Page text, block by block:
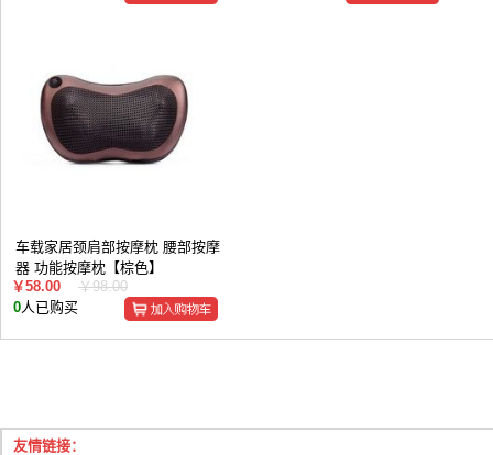
车载家居颈肩部按摩枕 腰部按摩
器 功能按摩枕【棕色】
￥58.00
￥98.00
0人已购买
友情链接：